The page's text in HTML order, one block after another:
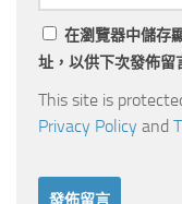
在瀏覽器中儲存
址，以供下次發佈留
This site is
Privacy Policy and